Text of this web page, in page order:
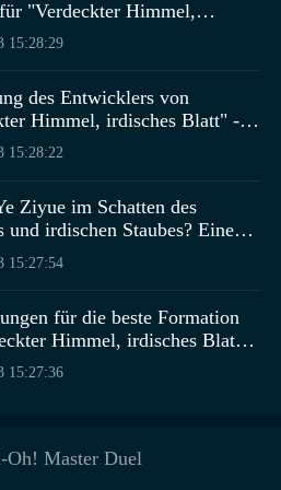
Die Vorteile, die man über
ebenfalls gültig, und die
auf der PC-Version beträgt75
das Spiel, und es läuft
sodass ihr keine Sorge
"Verdeckter Himmel,
Blatt" Wann beginnt der offene
15:28:29
des Entwicklers von
Himmel, irdisches Blatt" -
Entwickler von "Verdeckter
15:28:22
Ziyue im Schatten des
und irdischen Staubes? Eine
zu Ye Ziyue im Schatten des
15:27:54
für die beste Formation
Himmel, irdisches Blatt"
stärkste Formation in
15:27:36
Oh! Master Duel